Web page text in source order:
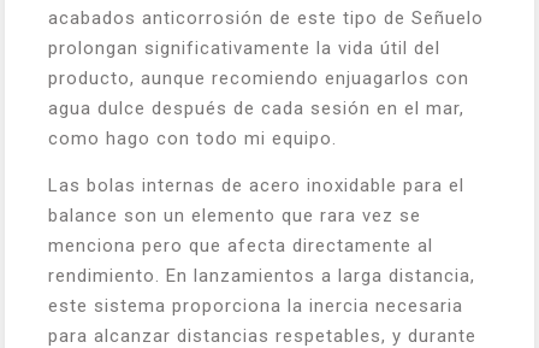
acabados anticorrosión de este tipo de Señuelo
prolongan significativamente la vida útil del
producto, aunque recomiendo enjuagarlos con
agua dulce después de cada sesión en el mar,
como hago con todo mi equipo.
Las bolas internas de acero inoxidable para el
balance son un elemento que rara vez se
menciona pero que afecta directamente al
rendimiento. En lanzamientos a larga distancia,
este sistema proporciona la inercia necesaria
para alcanzar distancias respetables, y durante